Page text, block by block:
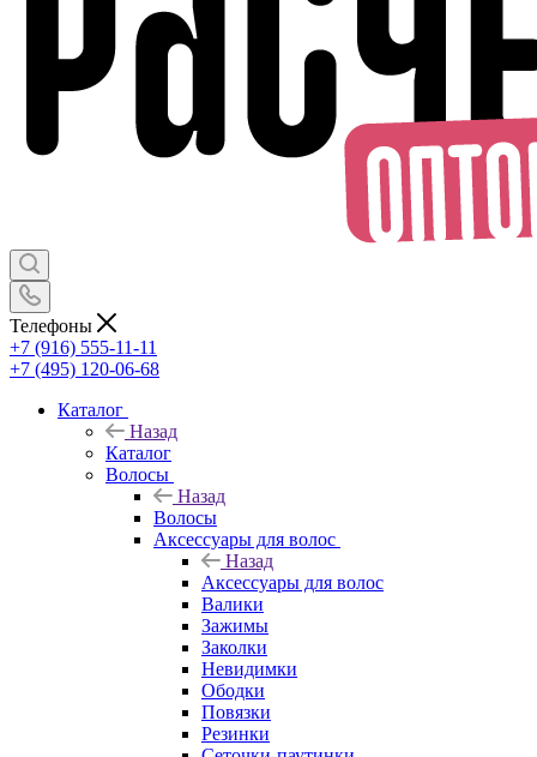
Телефоны
+7 (916) 555-11-11
+7 (495) 120-06-68
Каталог
Назад
Каталог
Волосы
Назад
Волосы
Аксессуары для волос
Назад
Аксессуары для волос
Валики
Зажимы
Заколки
Невидимки
Ободки
Повязки
Резинки